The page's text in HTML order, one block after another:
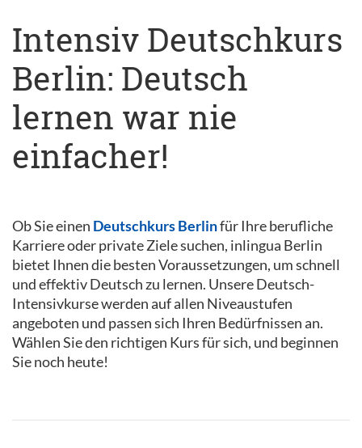
Intensiv Deutschkurs
Berlin: Deutsch
lernen war nie
einfacher!
Ob Sie einen Deutschkurs Berlinfür Ihre berufliche
Karriere oder private Ziele suchen, inlingua Berlin
bietet Ihnen die besten Voraussetzungen, um schnell
und effektiv Deutsch zu lernen. Unsere Deutsch-
Intensivkurse werden auf allen Niveaustufen
angeboten und passen sich Ihren Bedürfnissen an.
Wählen Sie den richtigen Kurs für sich, und beginnen
Sie noch heute!